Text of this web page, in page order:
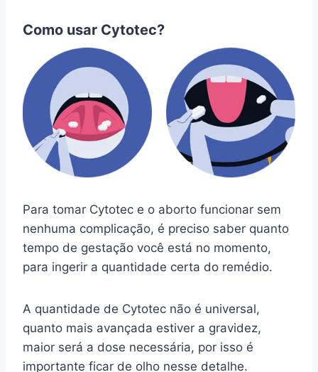
Como usar Cytotec?
Para tomar Cytotec e o aborto funcionar sem
nenhuma complicação, é preciso saber quanto
tempo de gestação você está no momento,
para ingerir a quantidade certa do remédio.
A quantidade de Cytotec não é universal,
quanto mais avançada estiver a gravidez,
maior será a dose necessária, por isso é
importante ficar de olho nesse detalhe.